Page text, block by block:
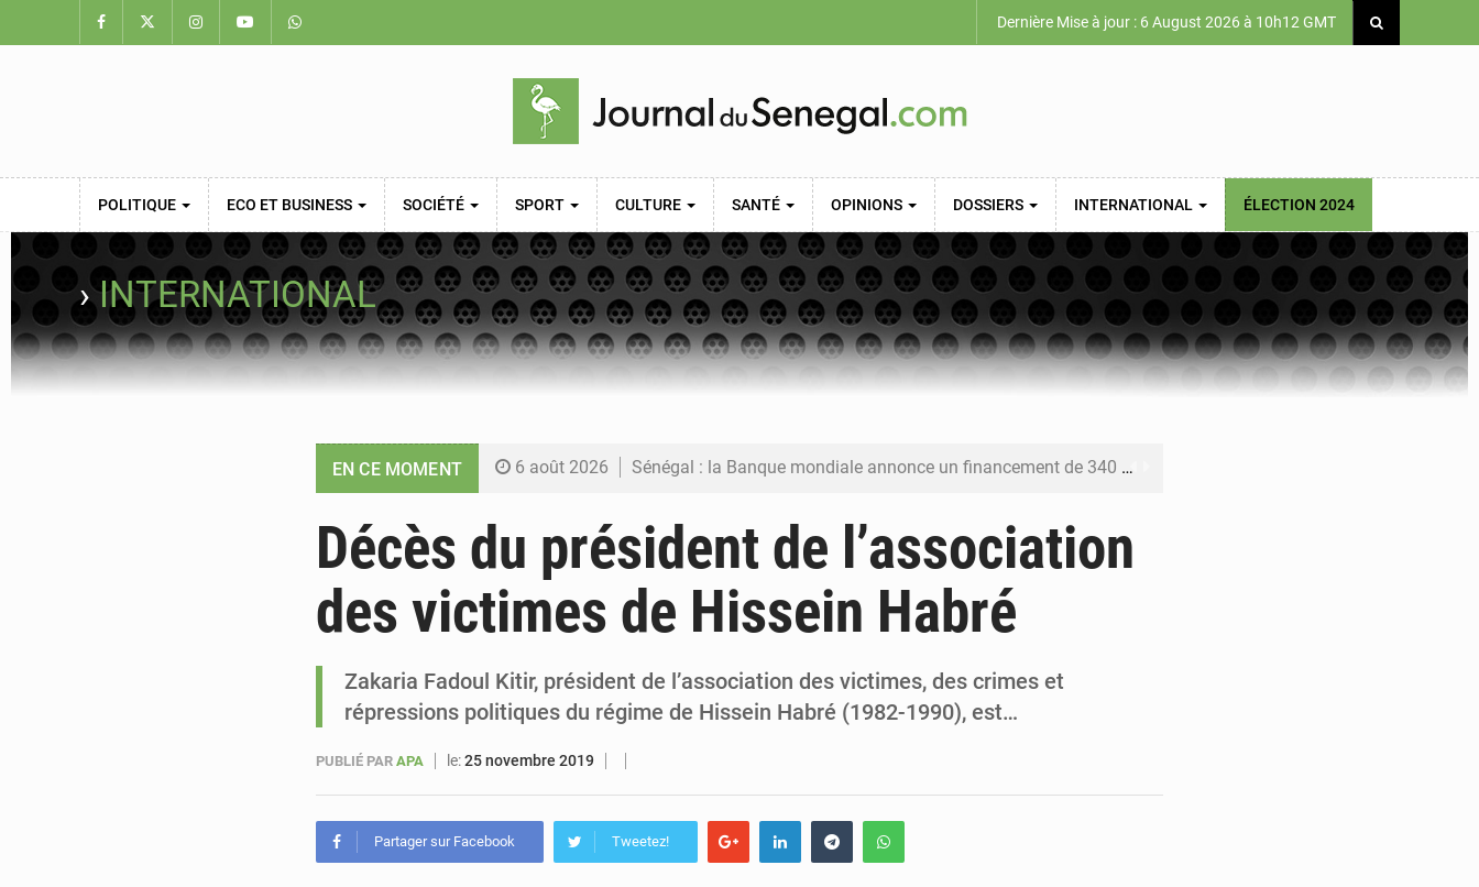
Dernière Mise à jour : 6 August 2026 à 10h12 GMT
POLITIQUE ECO ET BUSINESS SOCIÉTÉ SPORT CULTURE SANTÉ OPINIONS DOSSIERS INTERNATIONAL ÉLECTION 2024
›INTERNATIONAL
EN CE MOMENT 6 août 2026 Sénégal : la Banque mondiale annonce un financement de 340 milliards FCFA pour soutenir les priorités de la Vision Sénégal 2050
5 août 2026 Sénégal : les subventions à l’énergie bondissent à 729 milliards FCFA pour contenir les prix des carburants et de l’électricité
5 août 2026 Sénégal : le niveau du fleuve Sénégal poursuit sa montée à Podor, les autorités appellent à la vigilance
Décès du président de l’association
des victimes de Hissein Habré
Zakaria Fadoul Kitir, président de l’association des victimes, des crimes et
répressions politiques du régime de Hissein Habré (1982-1990), est…
PUBLIÉ PAR APA le:25 novembre 2019
Partager sur Facebook Tweetez!